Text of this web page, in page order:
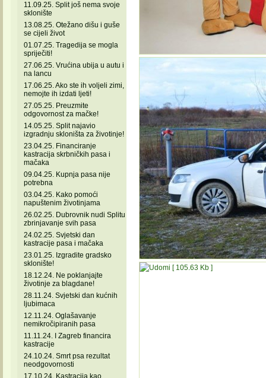
11.09.25. Split još nema svoje
sklonište
13.08.25. Otežano dišu i guše
se cijeli život
01.07.25. Tragedija se mogla
spriječiti!
27.06.25. Vrućina ubija u autu i
na lancu
17.06.25. Ako ste ih voljeli zimi,
nemojte ih izdati ljeti!
27.05.25. Preuzmite
odgovornost za mačke!
14.05.25. Split najavio
izgradnju skloništa za životinje!
23.04.25. Financiranje
kastracija skrbničkih pasa i
mačaka
09.04.25. Kupnja pasa nije
potrebna
03.04.25. Kako pomoći
napuštenim životinjama
26.02.25. Dubrovnik nudi Splitu
zbrinjavanje svih pasa
24.02.25. Svjetski dan
kastracije pasa i mačaka
23.01.25. Izgradite gradsko
sklonište!
18.12.24. Ne poklanjajte
životinje za blagdane!
28.11.24. Svjetski dan kućnih
ljubimaca
12.11.24. Oglašavanje
nemikročipiranih pasa
11.11.24. I Zagreb financira
kastracije
24.10.24. Smrt psa rezultat
neodgovornosti
17.10.24. Kastracija kao